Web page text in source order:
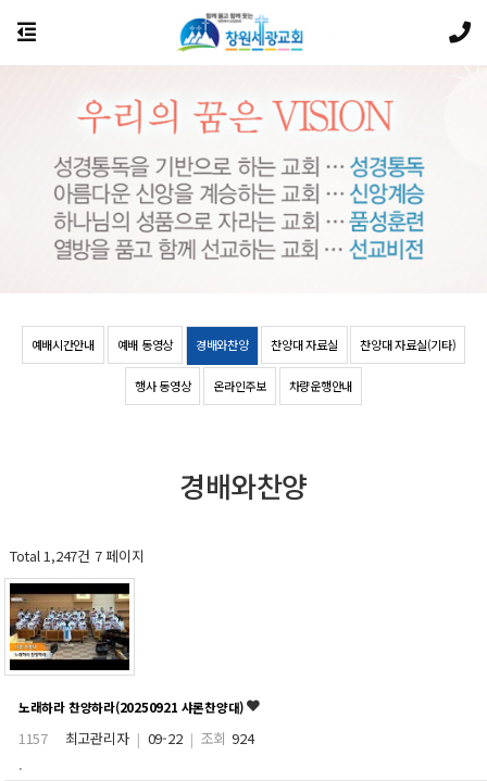
예배시간안내 예배 동영상 경배와찬양 찬양대 자료실 찬양대 자료실(기타)
행사 동영상 온라인주보 차량운행안내
경배와찬양
Total 1,247건 7 페이지
노래하라 찬양하라(20250921 샤론찬양대)
1157 최고관리자 | 09-22 | 조회 924
.